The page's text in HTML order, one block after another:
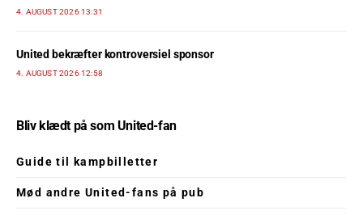
4. AUGUST 2026 13:31
United bekræfter kontroversiel sponsor
4. AUGUST 2026 12:58
Bliv klædt på som United-fan
Guide til kampbilletter
Mød andre United-fans på pub